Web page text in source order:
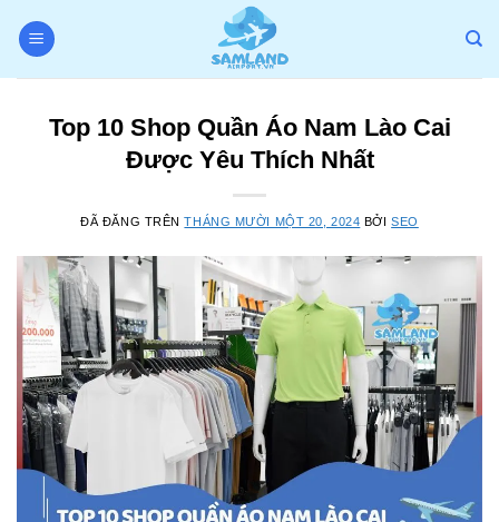
đến
Top 10 Shop Quần Áo Nam Lào Cai
Được Yêu Thích Nhất
ĐÃ ĐĂNG TRÊNTHÁNG MƯỜI MỘT 20, 2024 BỞISEO